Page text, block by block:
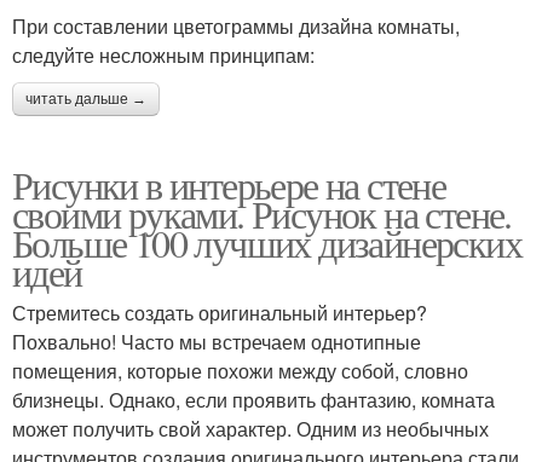
При составлении цветограммы дизайна комнаты,
следуйте несложным принципам:
читать дальше →
Рисунки в интерьере на стене
своими руками. Рисунок на стене.
Больше 100 лучших дизайнерских
идей
Стремитесь создать оригинальный интерьер?
Похвально! Часто мы встречаем однотипные
помещения, которые похожи между собой, словно
близнецы. Однако, если проявить фантазию, комната
может получить свой характер. Одним из необычных